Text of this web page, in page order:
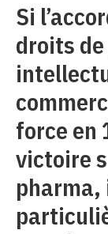
Si
droits
force en
victoire
pharma,